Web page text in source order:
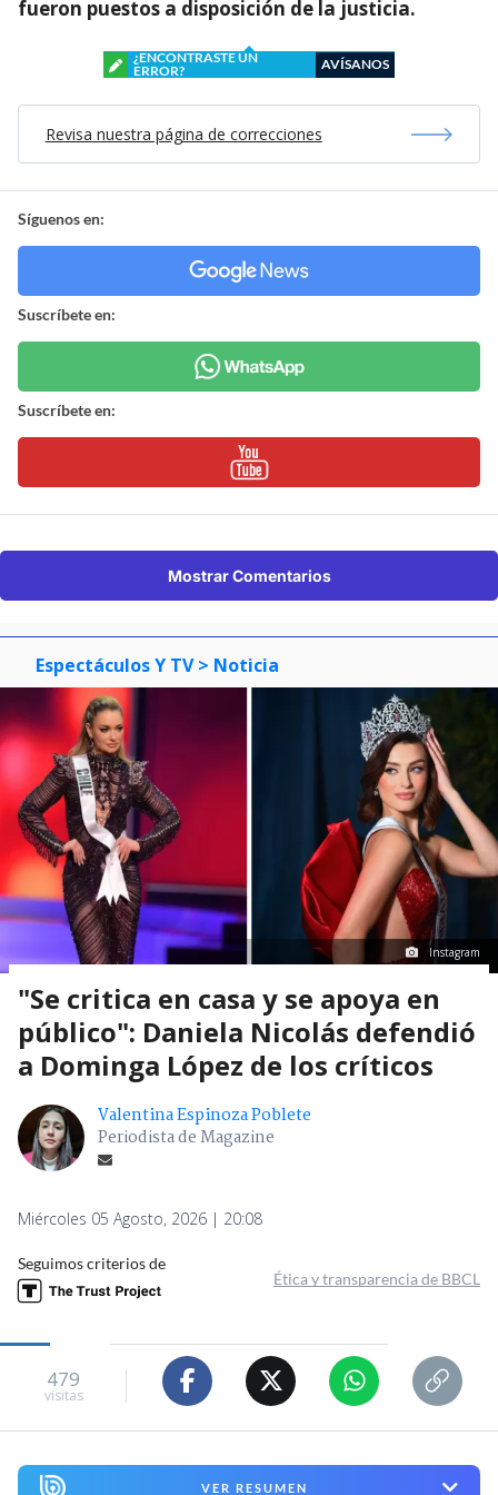
fueron puestos a disposición de la justicia.
¿ENCONTRASTE UN
ERROR?
AVÍSANOS
Revisa nuestra página de correcciones
Síguenos en:
Suscríbete en:
Suscríbete en:
Mostrar Comentarios
Espectáculos Y TV > Noticia
Instagram
"Se critica en casa y se apoya en
público": Daniela Nicolás defendió
a Dominga López de los críticos
Valentina Espinoza Poblete
Periodista de Magazine
Miércoles 05 Agosto, 2026 | 20:08
Seguimos criterios de
Ética y transparencia de BBCL
479
visitas
VER RESUMEN